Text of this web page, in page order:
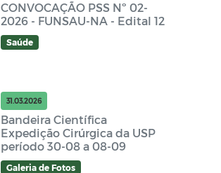
CONVOCAÇÃO PSS Nº 02-
2026 - FUNSAU-NA - Edital 12
Saúde
31.03.2026
Bandeira Científica
Expedição Cirúrgica da USP
período 30-08 a 08-09
Galeria de Fotos